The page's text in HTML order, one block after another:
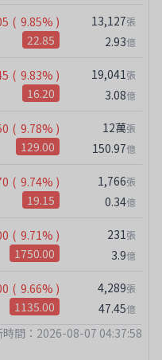
( 9.85% )
22.85
13,127張
2.93億
( 9.83% )
16.20
19,041張
3.08億
( 9.78% )
129.00
12萬張
150.97億
( 9.74% )
19.15
1,766張
0.34億
( 9.71% )
1750.00
231張
3.9億
( 9.66% )
1135.00
4,289張
47.45億
時間：2026-08-07 04:37:58